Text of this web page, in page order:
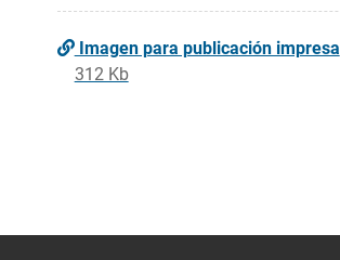
Imagen para publicación impresa
312 Kb